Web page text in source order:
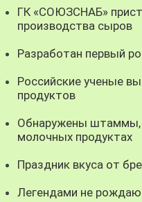
ГК «СОЮЗСНАБ»
производства сыров
Разработан первый
Российские ученые
продуктов
Обнаружены штаммы,
молочных продуктах
Праздник вкуса от
Легендами не